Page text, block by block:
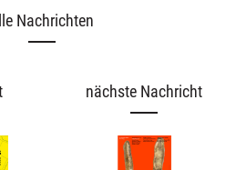
Nachrichten
nächste Nachricht